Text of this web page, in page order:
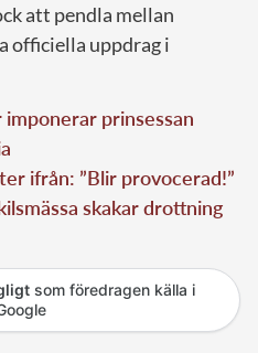
att pendla mellan
officiella uppdrag i
prinsessan
ifrån: ”Blir provocerad!”
skakar drottning
som föredragen källa i